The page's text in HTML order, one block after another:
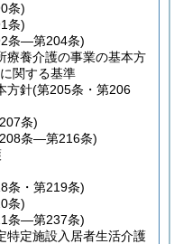
条)
条)
条―第204条)
療養介護の事業の基本方
関する基準
方針(第205条・第206
条)
条―第216条)
条・第219条)
条)
条―第237条)
特定施設入居者生活介護